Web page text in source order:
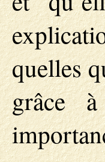
quelles
grâce